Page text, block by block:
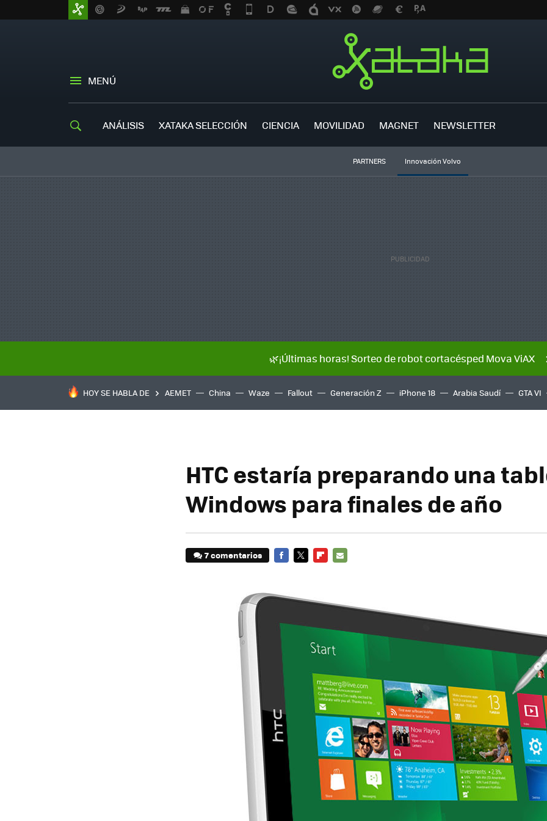
MENÚ
ANÁLISIS XATAKA SELECCIÓN CIENCIA MOVILIDAD MAGNET NEWSLETTER
PARTNERS Innovación Volvo
🌿¡Últimas horas! Sorteo de robot cortacésped Mova ViAX
HOY SE HABLA DE AEMET China Waze Fallout Generación Z iPhone 18 Arabia Saudí GTA VI
HTC estaría preparando una
Windows para finales de año
7 comentarios